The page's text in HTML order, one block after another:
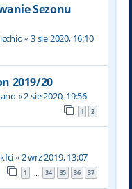
Sezonu
«3 sie 2020, 16:10
2019/20
«2 sie 2020, 19:56
1 2
«2 wrz 2019, 13:07
1 … 34 35 36 37